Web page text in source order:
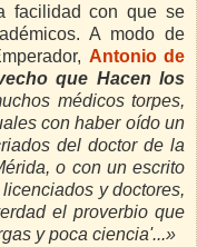
facilidad con que se
A modo de
Antonio de
que Hacen los
médicos torpes,
con haber oído un
del doctor de la
o con un escrito
y doctores,
el proverbio que
y poca ciencia'...»